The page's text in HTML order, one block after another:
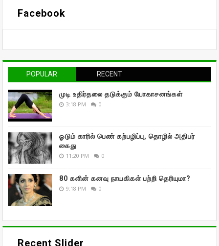
Facebook
POPULAR RECENT
முடி உதிர்தலை தடுக்கும் யோகாசனங்கள்
3:18 PM 0
ஓடும் காரில் பெண் கற்பழிப்பு, தொழில் அதிபர்
கைது
11:20 PM 0
80 களின் கனவு நாயகிகள் பற்றி தெரியுமா?
9:18 PM 0
Recent Slider